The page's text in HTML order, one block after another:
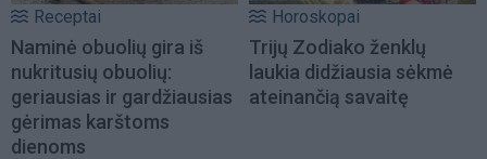
Receptai
Naminė obuolių gira iš
nukritusių obuolių:
geriausias ir gardžiausias
gėrimas karštoms
dienoms
Horoskopai
Trijų Zodiako ženklų
laukia didžiausia sėkmė
ateinančią savaitę